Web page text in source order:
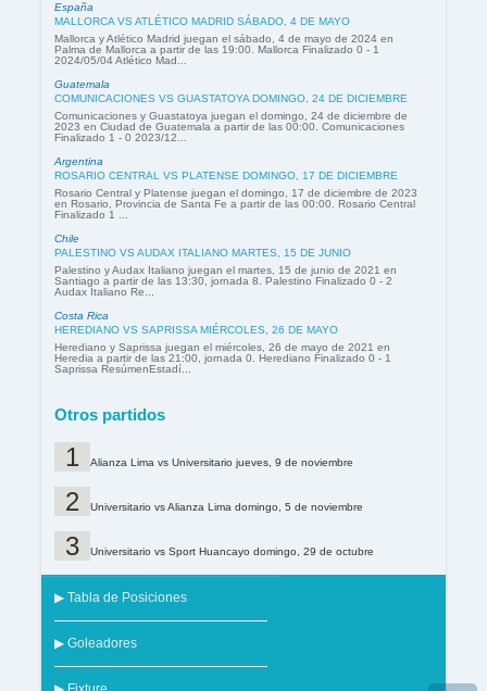
España
MALLORCA VS ATLÉTICO MADRID SÁBADO, 4 DE MAYO
Mallorca y Atlético Madrid juegan el sábado, 4 de mayo de 2024 en
Palma de Mallorca a partir de las 19:00. Mallorca Finalizado 0 - 1
2024/05/04 Atlético Mad...
Guatemala
COMUNICACIONES VS GUASTATOYA DOMINGO, 24 DE DICIEMBRE
Comunicaciones y Guastatoya juegan el domingo, 24 de diciembre de
2023 en Ciudad de Guatemala a partir de las 00:00. Comunicaciones
Finalizado 1 - 0 2023/12...
Argentina
ROSARIO CENTRAL VS PLATENSE DOMINGO, 17 DE DICIEMBRE
Rosario Central y Platense juegan el domingo, 17 de diciembre de 2023
en Rosario, Provincia de Santa Fe a partir de las 00:00. Rosario Central
Finalizado 1 ...
Chile
PALESTINO VS AUDAX ITALIANO MARTES, 15 DE JUNIO
Palestino y Audax Italiano juegan el martes, 15 de junio de 2021 en
Santiago a partir de las 13:30, jornada 8. Palestino Finalizado 0 - 2
Audax Italiano Re...
Costa Rica
HEREDIANO VS SAPRISSA MIÉRCOLES, 26 DE MAYO
Herediano y Saprissa juegan el miércoles, 26 de mayo de 2021 en
Heredia a partir de las 21:00, jornada 0. Herediano Finalizado 0 - 1
Saprissa ResúmenEstadí...
Otros partidos
Alianza Lima vs Universitario jueves, 9 de noviembre
Universitario vs Alianza Lima domingo, 5 de noviembre
Universitario vs Sport Huancayo domingo, 29 de octubre
▶ Tabla de Posiciones
▶ Goleadores